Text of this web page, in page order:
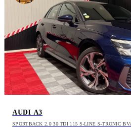
AUDI A3
SPORTBACK 2.0 30 TDI 115 S-LINE S-TRONIC